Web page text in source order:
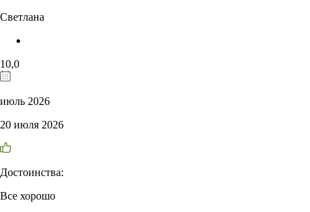
Светлана
10,0
июль 2026
20 июля 2026
Достоинства:
Все хорошо